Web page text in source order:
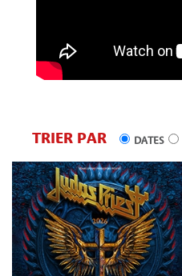
TRIER PAR DATES